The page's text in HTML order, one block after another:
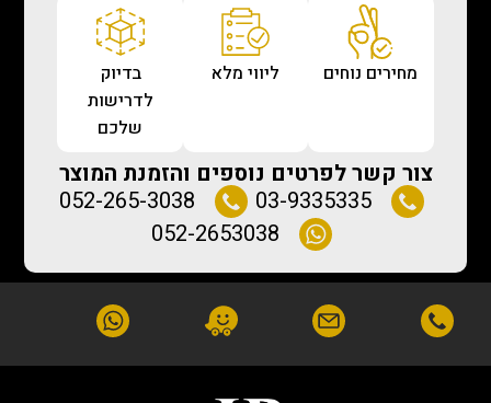
מחירים נוחים ליווי מלא
בדיוק
לדרישות
שלכם
צור קשר לפרטים נוספים והזמנת המוצר
03-9335335
052-265-3038
052-2653038